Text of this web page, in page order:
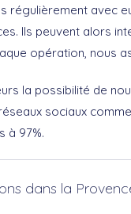
régulièrement avec
Ils peuvent alors
opération, nous
la possibilité de
sociaux
à 97%.
dans la